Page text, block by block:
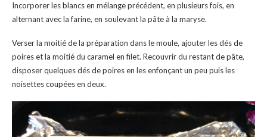
Incorporer les blancs en mélange précédent, en plusieurs fois, en
alternant avec la farine, en soulevant la pâte à la maryse.
Verser la moitié de la préparation dans le moule, ajouter les dés de
poires et la moitié du caramel en filet. Recouvrir du restant de pâte,
disposer quelques dés de poires en les enfonçant un peu puis les
noisettes coupées en deux.